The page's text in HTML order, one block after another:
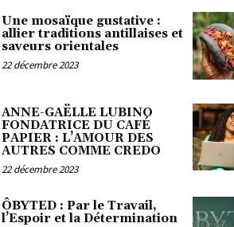
Une mosaïque gustative :
allier traditions antillaises et
saveurs orientales
22 décembre 2023
ANNE-GAËLLE LUBINO
FONDATRICE DU CAFÉ
PAPIER : L’AMOUR DES
AUTRES COMME CREDO
22 décembre 2023
ÔBYTED : Par le Travail,
l’Espoir et la Détermination